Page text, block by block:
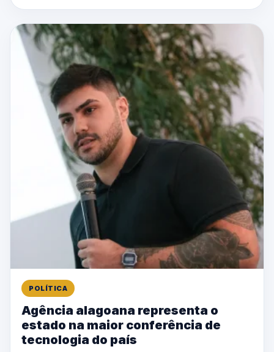
POLÍTICA
Agência alagoana representa o
estado na maior conferência de
tecnologia do país